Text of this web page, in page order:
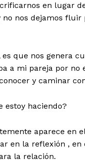
Yucatán
en lugar
nos dejamos
que nos genera
a mi pareja por
y caminar
estoy haciendo?
aparece en
en la reflexión ,
la relación.